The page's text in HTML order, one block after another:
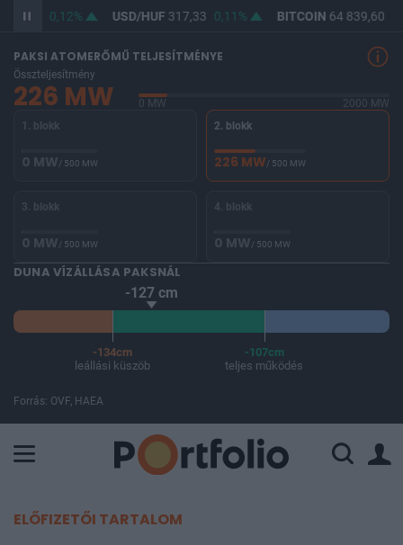
365,85 0,12% USD/HUF317,33 0,11% BITCOIN64 839,60
PAKSI ATOMERŐMŰ TELJESÍTMÉNYE
Összteljesítmény
226 MW 0 MW
2000 MW
1. blokk
0 MW/ 500 MW
2. blokk
226 MW/ 500 MW
3. blokk
0 MW/ 500 MW
4. blokk
0 MW/ 500 MW
DUNA VÍZÁLLÁSA PAKSNÁL
-127 cm
-134cm
leállási küszöb
-107cm
teljes működés
Forrás: OVF, HAEA
ELŐFIZETŐI TARTALOM